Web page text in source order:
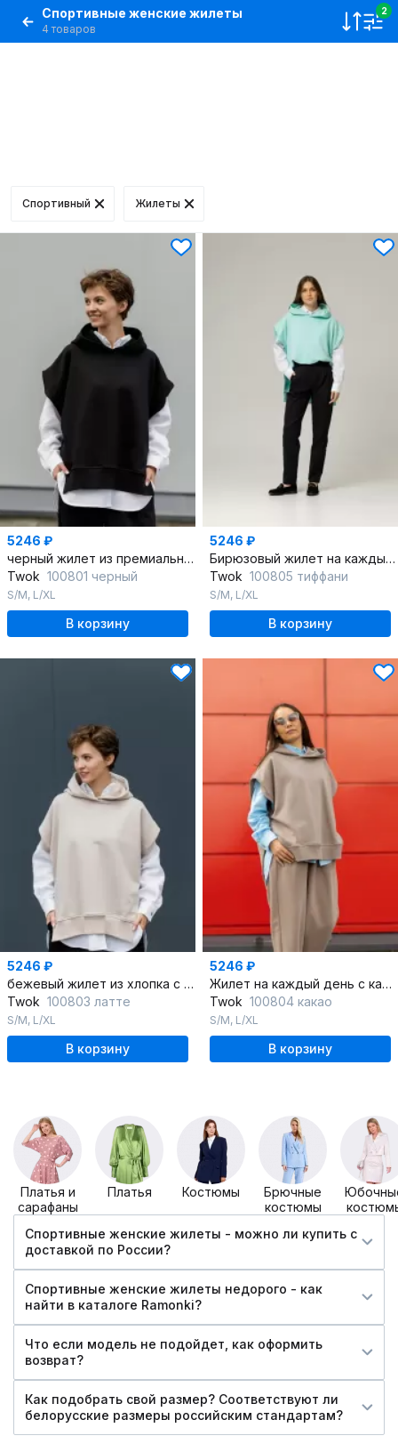
Спортивные женские жилеты
4 товаров
2
Спортивный Жилеты
5246 ₽
черный жилет из премиального хлопка с капюшоном
Twok 100801 черный
S/M, L/XL
В корзину
5246 ₽
Бирюзовый жилет на каждый день с капюшоном из хлопка
Twok 100805 тиффани
S/M, L/XL
В корзину
5246 ₽
бежевый жилет из хлопка с капюшоном для стильных образов
Twok 100803 латте
S/M, L/XL
В корзину
5246 ₽
Жилет на каждый день с капюшоном из хлопка
Twok 100804 какао
S/M, L/XL
В корзину
Платья и
сарафаны
Платья Костюмы
Брючные
костюмы
Спортивные женские жилеты - можно ли купить c
доставкой по России?
Спортивные женские жилеты недорого - как
найти в каталоге Ramonki?
Что если модель не подойдет, как оформить
возврат?
Как подобрать свой размер? Соответствуют ли
белорусские размеры российским стандартам?